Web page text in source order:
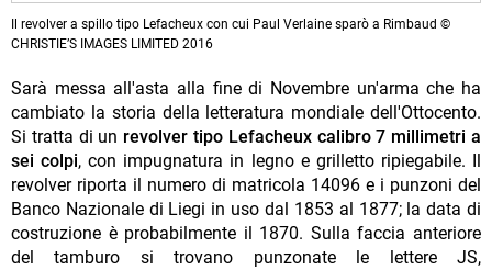
Il revolver a spillo tipo Lefacheux con cui Paul Verlaine sparò a Rimbaud ©
CHRISTIE’S IMAGES LIMITED 2016
Sarà messa all'asta alla fine di Novembre un'arma che ha
cambiato la storia della letteratura mondiale dell'Ottocento.
Si tratta di un revolver tipo Lefacheux calibro 7 millimetri a
sei colpi, con impugnatura in legno e grilletto ripiegabile. Il
revolver riporta il numero di matricola 14096 e i punzoni del
Banco Nazionale di Liegi in uso dal 1853 al 1877; la data di
costruzione è probabilmente il 1870. Sulla faccia anteriore
del tamburo si trovano punzonate le lettere JS,